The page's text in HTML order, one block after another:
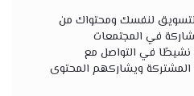
لنفسك ومحتواك من
في المجتمعات
نشيطًا في التواصل مع
ويشاركهم المحتوى